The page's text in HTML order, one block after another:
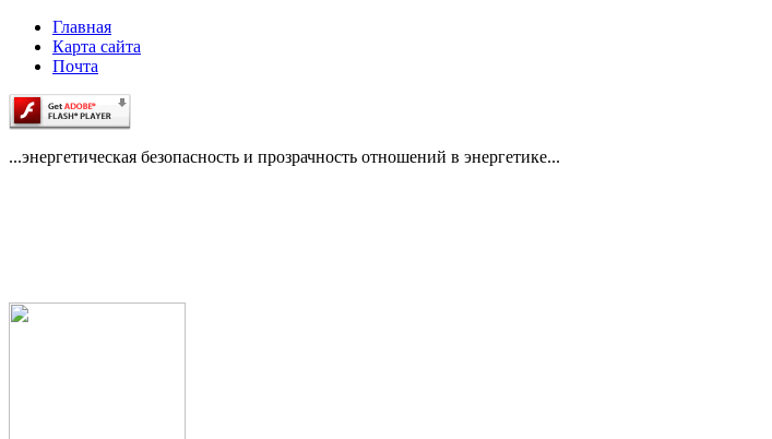
Главная
Карта сайта
Почта
...энергетическая безопасность и прозрачность отношений в энергетике...